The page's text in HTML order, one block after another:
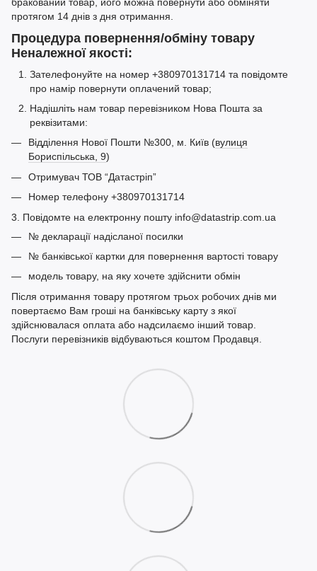
протягом 14 днів з дня отримання.
Процедура повернення/обміну товару
Неналежної якості:
Зателефонуйте на номер +380970131714 та повідомте
про намір повернути оплачений товар;
Надішліть нам товар перевізником Нова Пошта за
реквізитами:
Відділення Нової Пошти №300, м. Київ (вулиця
Бориспільська, 9)
Отримувач ТОВ “Датастріп”
Номер телефону +380970131714
3. Повідомте на електронну пошту info@datastrip.com.ua
№ декларації надісланої посилки
№ банківської картки для повернення вартості товару
модель товару, на яку хочете здійснити обмін
Після отримання товару протягом трьох робочих днів ми
повертаємо Вам гроші на банківську карту з якої
здійснювалася оплата або надсилаємо інший товар.
Послуги перевізників відбуваються коштом Продавця.